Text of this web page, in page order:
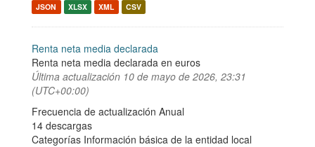
JSON XLSX XML CSV
Renta neta media declarada
Renta neta media declarada en euros
Última actualización 10 de mayo de 2026, 23:31
(UTC+00:00)
Frecuencia de actualización Anual
14 descargas
Categorías Información básica de la entidad local